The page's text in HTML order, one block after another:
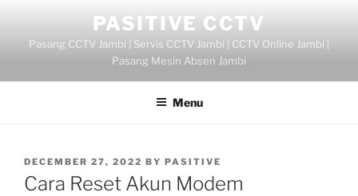
content
PASITIVE CCTV
Pasang CCTV Jambi | Servis CCTV Jambi | CCTV Online Jambi |
Pasang Mesin Absen Jambi
Menu
POSTED
ON
DECEMBER 27, 2022 BY PASITIVE
Cara Reset Akun Modem